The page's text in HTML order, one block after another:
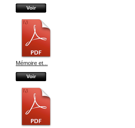
Voir
Mémoire et...
Voir